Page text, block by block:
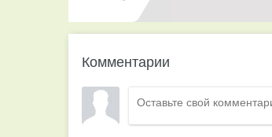
Комментарии